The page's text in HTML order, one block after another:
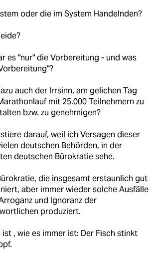
oder die im System Handelnden?
es "nur" die Vorbereitung - und was
auch der Irrsinn, am gelichen Tag
mit 25.000 Teilnehmern zu
bzw. zu genehmigen?
darauf, weil ich Versagen dieser
deutschen Behörden, in der
deutschen Bürokratie sehe.
die insgesamt erstaunlich gut
aber immer wieder solche Ausfälle
und Ignoranz der
produziert.
ist , wie es immer ist: Der Fisch stinkt